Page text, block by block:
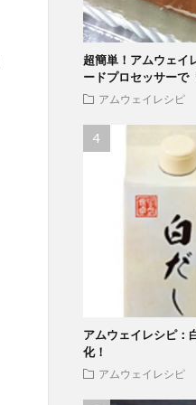
超簡単！アムウェイ
ードプロセッサーで
アムウェイレシピ
アムウェイレシピ：
化！
アムウェイレシピ